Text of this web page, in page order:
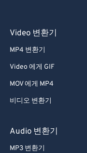
Video 변환기
MP4 변환기
Video 에게 GIF
MOV 에게 MP4
비디오 변환기
Audio 변환기
MP3 변환기